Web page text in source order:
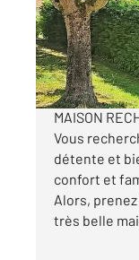
Maison à
Visiter le site
MAISON
Vous
détente et
confort et
Alors,
très belle